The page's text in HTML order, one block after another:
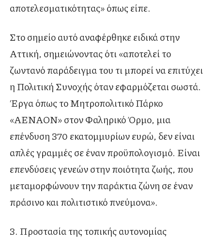
αποτελεσματικότητας» όπως είπε.
Στο σημείο αυτό αναφέρθηκε ειδικά στην
Αττική, σημειώνοντας ότι «αποτελεί το
ζωντανό παράδειγμα του τι μπορεί να επιτύχει
η Πολιτική Συνοχής όταν εφαρμόζεται σωστά.
Έργα όπως το Μητροπολιτικό Πάρκο
«ΑΕΝΑΟΝ» στον Φαληρικό Όρμο, μια
επένδυση 370 εκατομμυρίων ευρώ, δεν είναι
απλές γραμμές σε έναν προϋπολογισμό. Είναι
επενδύσεις γενεών στην ποιότητα ζωής, που
μεταμορφώνουν την παράκτια ζώνη σε έναν
πράσινο και πολιτιστικό πνεύμονα».
3. Προστασία της τοπικής αυτονομίας